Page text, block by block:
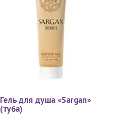
Гель для душа «Sargan»
(туба)